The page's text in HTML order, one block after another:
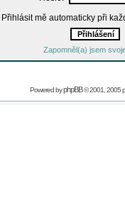
Přihlásit mě automaticky při
Zapomněl(a) jsem
Powered byphpBB© 2001, 2005